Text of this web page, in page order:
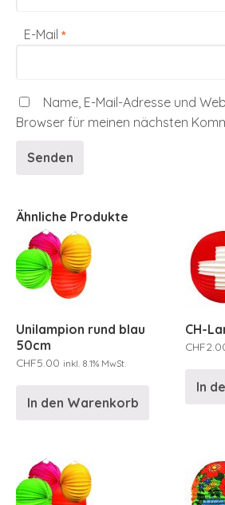
E-Mail *
Name, E-Mail-Adresse und
Browser für meinen nächsten
Ähnliche Produkte
Unilampion rund blau
50cm
CHF5.00 inkl. 8.1% MwSt.
In den Warenkorb
CH-
CHF
In